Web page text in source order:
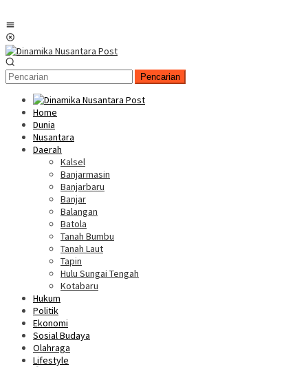
Pencarian
Home
Dunia
Nusantara
Daerah
Kalsel
Banjarmasin
Banjarbaru
Banjar
Balangan
Batola
Tanah Bumbu
Tanah Laut
Tapin
Hulu Sungai Tengah
Kotabaru
Hukum
Politik
Ekonomi
Sosial Budaya
Olahraga
Lifestyle